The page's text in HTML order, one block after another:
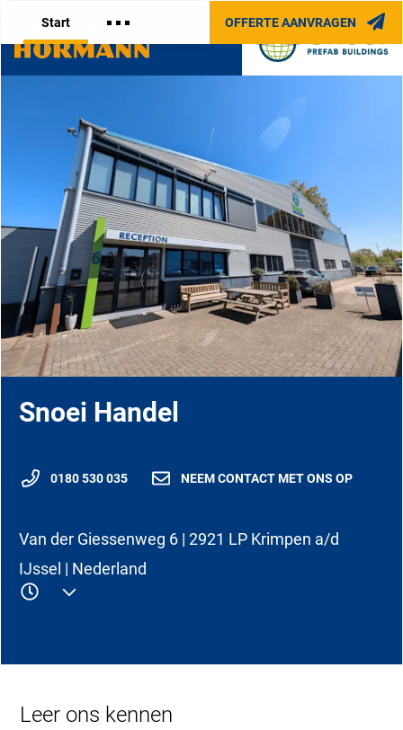
Start OFFERTE AANVRAGEN
OFFICIËLE PARTNER VAN
Snoei Handel
0180 530 035 NEEM CONTACT MET ONS OP
Van der Giessenweg 6 | 2921 LP Krimpen a/d
IJssel | Nederland
Leer ons kennen